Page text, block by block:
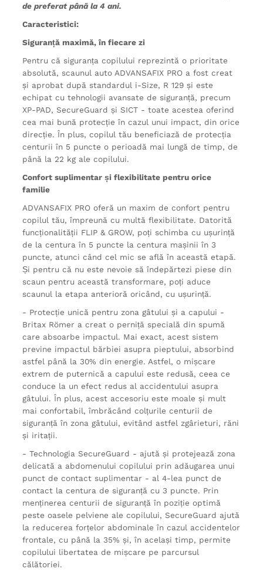
de preferat până la 4 ani.
Caracteristici:
Siguranță maximă, în fiecare zi
Pentru că siguranța copilului reprezintă o prioritate
absolută, scaunul auto ADVANSAFIX PRO a fost creat
și aprobat după standardul i-Size, R 129 și este
echipat cu tehnologii avansate de siguranță, precum
XP-PAD, SecureGuard și SICT - toate acestea oferind
cea mai bună protecție în cazul unui impact, din orice
direcție. În plus, copilul tău beneficiază de protecția
centurii în 5 puncte o perioadă mai lungă de timp, de
până la 22 kg ale copilului.
Confort suplimentar și flexibilitate pentru orice
familie
ADVANSAFIX PRO oferă un maxim de confort pentru
copilul tău, împreună cu multă flexibilitate. Datorită
funcționalității FLIP & GROW, poți schimba cu ușurință
de la centura în 5 puncte la centura mașinii în 3
puncte, atunci când cel mic se află în această etapă.
Și pentru că nu este nevoie să îndepărtezi piese din
scaun pentru această transformare, poți aduce
scaunul la etapa anterioră oricând, cu ușurință.
- Protecție unică pentru zona gâtului și a capului -
Britax Römer a creat o perniță specială din spumă
care absoarbe impactul. Mai exact, acest sistem
previne impactul bărbiei asupra pieptului, absorbind
astfel până la 30% din energie. Astfel, o mișcare
extrem de puternică a capului este redusă, ceea ce
conduce la un efect redus al accidentului asupra
gâtului. În plus, acest accesoriu este moale și mult
mai confortabil, îmbrăcând colțurile centurii de
siguranță în zona gâtului, evitând astfel zgârieturi, răni
și iritații.
- Technologia SecureGuard - ajută și protejează zona
delicată a abdomenului copilului prin adăugarea unui
punct de contact suplimentar - al 4-lea punct de
contact la centura de siguranță cu 3 puncte. Prin
menținerea centurii de siguranță în poziție optimă
peste oasele pelviene ale copilului, SecureGuard ajută
la reducerea forțelor abdominale în cazul accidentelor
frontale, cu până la 35% și, în același timp, permite
copilului libertatea de mișcare pe parcursul
călătoriei.